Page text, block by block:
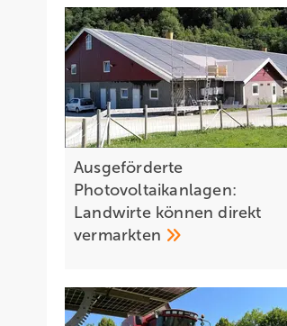
Ausgeförderte
Photovoltaikanlagen:
Landwirte können direkt
vermarkten